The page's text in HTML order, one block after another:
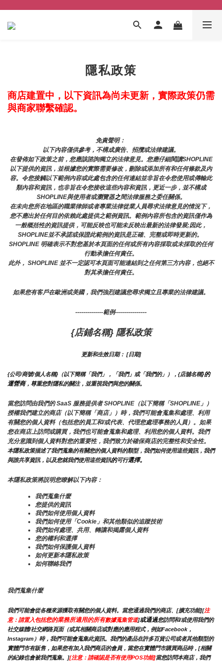
隱私政策
商店建置中，以下資訊為尚未更新，實際政策仍需
與商家聯繫確認。
免責聲明：
以下內容僅供參考，不構成廣告、招攬或法律建議。
在發佈如下政策之前，您應該諮詢獨立的法律意見。您應仔細閱讀SHOPLINE
以下提供的資訊，並根據您的實際需要修改，刪除或添加所有和任何條款及內
容。令您接觸以下範例內容或此處包含的任何連結並非旨在令您使用或傳輸此
類內容和資訊，也非旨在令您接收這些內容和資訊，更近一步，並不構成
SHOPLINE與使用者或瀏覽器之間法律服務之委任關係。
在未向您所在地區的職業律師或者專業法律從業人員尋求法律意見的情況下，
您不應出於任何目的依賴此處提供之範例資訊。範例內容所包含的資訊僅作為
一般概括性的資訊提供，可能反映也可能未反映出最新的法律發展;因此，
SHOPLINE並不承諾或保證此範例的資訊是正確、完整或即時更新的。
SHOPLINE 明確表示不對您基於本頁面的任何或所有內容採取或未採取的任何
行動承擔任何責任。
此外， SHOPLINE 並不一定認可本頁面可能連結到之任何第三方內容，也絕不
對其承擔任何責任。
如果您有客戶在歐洲或美國，我們強烈建議您尋求獨立且專業的法律建議。
--------------範例----------------
{店鋪名稱} 隱私政策
更新和生效日期： [日期]
{公司/商號/個人名稱}（以下簡稱「我們」，「我們」或「我們的」），{店舖名稱}的
運營商，尊重您對隱私的關注，並重視我們與您的關係。
當您訪問由我們的 SaaS 服務提供者 SHOPLINE（以下簡稱「SHOPLINE」）
授權我們建立的商店（以下簡稱「商店」）時，我們可能會蒐集和處理、利用
有關您的個人資料（包括您的員工和/或代表、代理您處理事務的人員）。如果
您在商店上訪問或購買，我們也可能會蒐集和處理、利用您的個人資料。我們
充分意識到個人資料對您的重要性，我們致力於確保商店的完整性和安全性。
本隱私政策描述了我們蒐集的有關您的個人資料的類型，我們如何使用這些資訊，我們
與誰共享資訊，以及您就我們使用這些資訊的可行選擇。
本隱私政策將説明您瞭解以下內容：
我們蒐集什麼
您提供的資訊
我們如何使用個人資料
我們如何使用「Cookie」和其他類似的追蹤技術
我們如何處理、共用、轉讓和揭露個人資料
您的權利和選擇
我們如何保護個人資料
如何更新本隱私政策
如何聯絡我們
我們蒐集什麼
我們可能會從各種來源獲取有關您的個人資料。當您通過我們的商店、[擴充功能][注
意：請置入包括您的業務所適用的所有數據蒐集管道]或通過您訪問和/或使用我們的
社交媒體/社交網路頁面（或其相關商店或對應的應用程式，例如Facebook，
Instagram）時，我們可能會蒐集此資訊。我們的產品在許多百貨公司或者其他類型的
實體門市有販售，如果您有加入我們商店的會員，當您在實體門市購買商品時，[相關
的紀錄也會被我們蒐集。][注意：請確認是否有使用POS功能]當您訪問本商店，我們